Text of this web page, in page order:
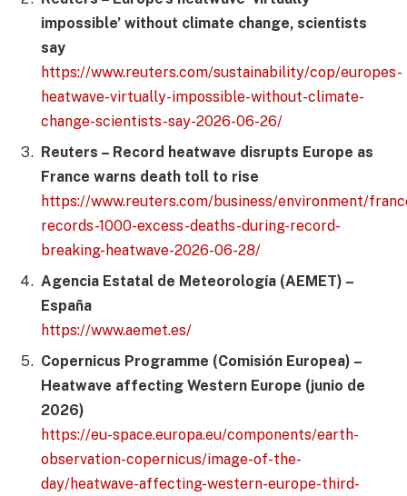
impossible’ without climate change, scientists
say
https://www.reuters.com/sustainability/cop/europes-
heatwave-virtually-impossible-without-climate-
change-scientists-say-2026-06-26/
Reuters – Record heatwave disrupts Europe as
France warns death toll to rise
https://www.reuters.com/business/environment/
records-1000-excess-deaths-during-record-
breaking-heatwave-2026-06-28/
Agencia Estatal de Meteorología (AEMET) –
España
https://www.aemet.es/
Copernicus Programme (Comisión Europea) –
Heatwave affecting Western Europe (junio de
2026)
https://eu-space.europa.eu/components/earth-
observation-copernicus/image-of-the-
day/heatwave-affecting-western-europe-third-